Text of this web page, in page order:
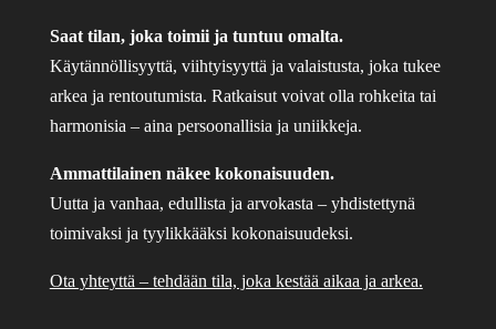
Saat tilan, joka toimii ja tuntuu omalta.
Käytännöllisyyttä, viihtyisyyttä ja valaistusta, joka tukee
arkea ja rentoutumista. Ratkaisut voivat olla rohkeita tai
harmonisia – aina persoonallisia ja uniikkeja.
Ammattilainen näkee kokonaisuuden.
Uutta ja vanhaa, edullista ja arvokasta – yhdistettynä
toimivaksi ja tyylikkääksi kokonaisuudeksi.
Ota yhteyttä – tehdään tila, joka kestää aikaa ja arkea.